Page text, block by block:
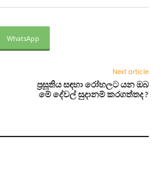
WhatsApp
Next article
ප්‍රසූතිය සඳහා රෝහලට යන ඔබ
මේ දේවල් සුදානම් කරගත්තද ?